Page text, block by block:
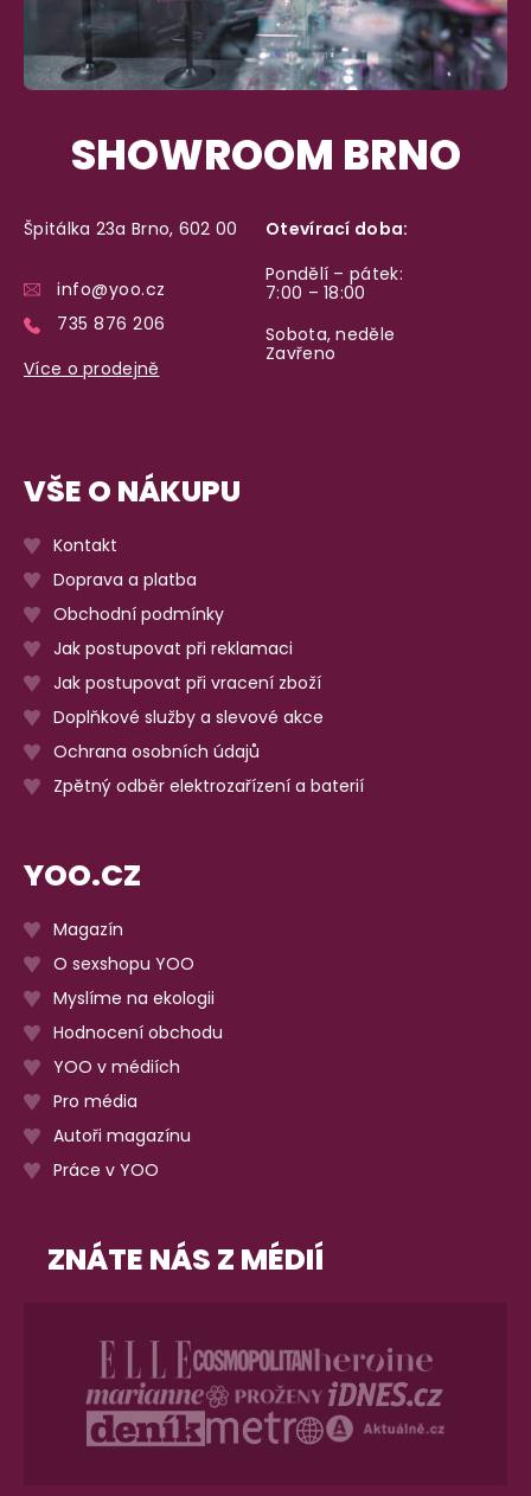
SHOWROOM BRNO
Špitálka 23a Brno, 602 00
info@yoo.cz
735 876 206
Více o prodejně
Otevírací doba:
Pondělí – pátek:
7:00 – 18:00
Sobota, neděle
Zavřeno
VŠE O NÁKUPU
Kontakt
Doprava a platba
Obchodní podmínky
Jak postupovat při reklamaci
Jak postupovat při vracení zboží
Doplňkové služby a slevové akce
Ochrana osobních údajů
Zpětný odběr elektrozařízení a baterií
YOO.CZ
Magazín
O sexshopu YOO
Myslíme na ekologii
Hodnocení obchodu
YOO v médiích
Pro média
Autoři magazínu
Práce v YOO
ZNÁTE NÁS Z MÉDIÍ